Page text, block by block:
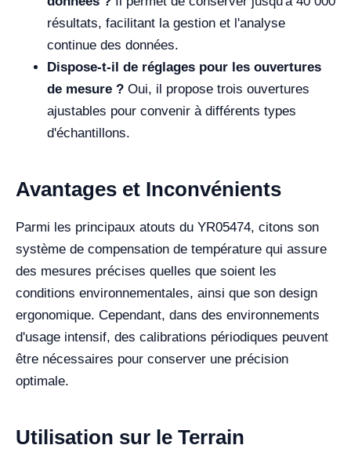
résultats, facilitant la gestion et l'analyse
continue des données.
Dispose-t-il de réglages pour les ouvertures
de mesure ? Oui, il propose trois ouvertures
ajustables pour convenir à différents types
d'échantillons.
Avantages et Inconvénients
Parmi les principaux atouts du YR05474, citons son
système de compensation de température qui assure
des mesures précises quelles que soient les
conditions environnementales, ainsi que son design
ergonomique. Cependant, dans des environnements
d'usage intensif, des calibrations périodiques peuvent
être nécessaires pour conserver une précision
optimale.
Utilisation sur le Terrain